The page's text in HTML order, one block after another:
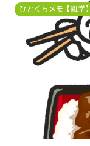
ひとくちメモ【雑学】